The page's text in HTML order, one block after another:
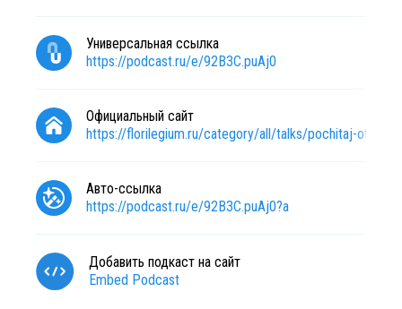
Универсальная ссылка
https://podcast.ru/e/92B3C.puAj0
Официальный сайт
https://florilegium.ru/category/all/talks/pochitaj-otcza/
Авто-ссылка
https://podcast.ru/e/92B3C.puAj0?a
Добавить подкаст на сайт
Embed Podcast